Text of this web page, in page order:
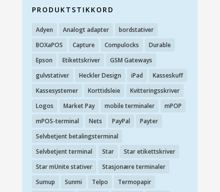
PRODUKTSTIKKORD
Adyen Analogt adapter
bordstativer
BOXaPOS
Capture Compulocks
Durable
Epson
Etikettskriver
GSM Gateways
gulvstativer
Heckler Design iPad
Kasseskuff
Kassesystemer
Korttidsleie
Kvitteringsskriver
Logos
Market Pay mobile terminaler
mPOP
mPOS-terminal
Nets PayPal
Payter
Selvbetjent betalingsterminal
Selvbetjent terminal
Star
Star etikettskriver
Star mUnite stativer
Stasjonære terminaler
Sumup
Sunmi Telpo
Termopapir